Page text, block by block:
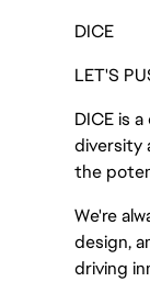
DICE
LET'S
DICE is
diversity
the
We're
design,
driving